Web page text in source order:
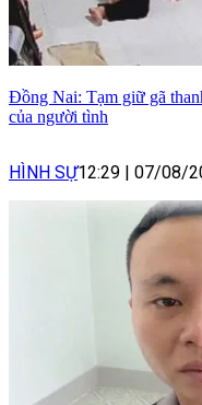
Đồng Nai: Tạm giữ gã
của người tình
HÌNH SỰ12:29 | 07/08/